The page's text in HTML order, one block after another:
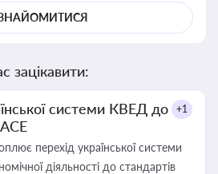
зацікавити:
системи КВЕД до
+1
перехід української системи
діяльності до стандартів